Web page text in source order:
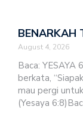
BENARKAH
August 4, 2026
Baca: YESAYA
berkata,
mau pergi
(Yesaya